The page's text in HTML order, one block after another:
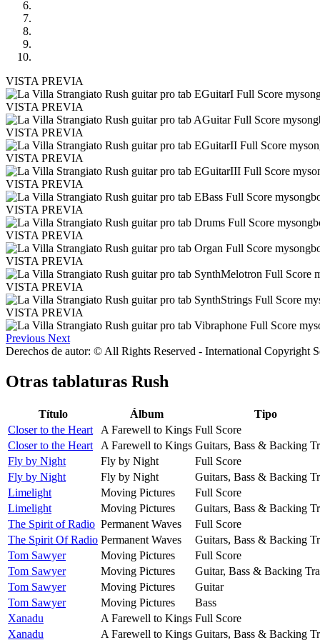
VISTA PREVIA
VISTA PREVIA
VISTA PREVIA
VISTA PREVIA
VISTA PREVIA
VISTA PREVIA
VISTA PREVIA
VISTA PREVIA
VISTA PREVIA
VISTA PREVIA
Previous Next
Derechos de autor: © All Rights Reserved - International Copyright
Otras tablaturas Rush
Título Álbum
Tipo
Closer to the Heart
A Farewell to Kings Full Score
Closer to the Heart
A Farewell to Kings Guitars, Bass & Backing
Fly by Night
Fly by Night
Full Score
Fly by Night
Fly by Night
Guitars, Bass & Backing
Limelight
Moving Pictures
Full Score
Limelight
Moving Pictures
Guitars, Bass & Backing
The Spirit of Radio Permanent Waves
Full Score
The Spirit Of Radio Permanent Waves
Guitars, Bass & Backing
Tom Sawyer
Moving Pictures
Full Score
Tom Sawyer
Moving Pictures
Guitar, Bass & Backing
Tom Sawyer
Moving Pictures
Guitar
Tom Sawyer
Moving Pictures
Bass
Xanadu
A Farewell to Kings Full Score
Xanadu
A Farewell to Kings Guitars, Bass & Backing